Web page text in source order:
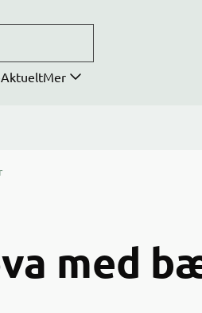
AktueltMer
med